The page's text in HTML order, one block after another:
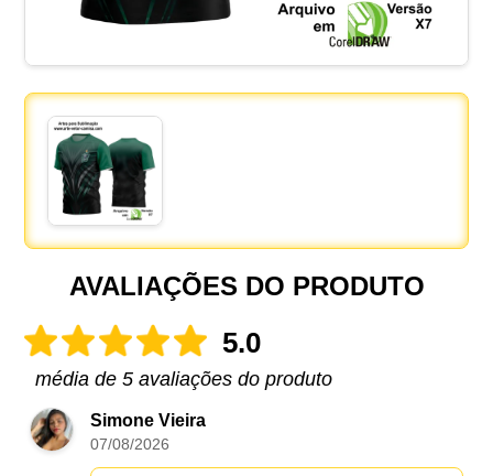
AVALIAÇÕES DO PRODUTO
5.0
média de 5 avaliações do produto
Simone Vieira
07/08/2026